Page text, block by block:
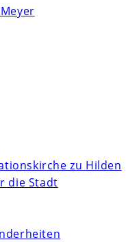
zu Hilden
die Stadt